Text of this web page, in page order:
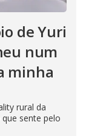
de Yuri
num
minha
rural da
sente pelo